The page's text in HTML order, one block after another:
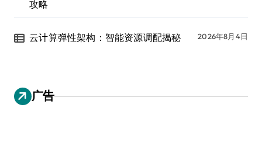
攻略
云计算弹性架构：智能资源调配揭秘 2026年8月4日
广告